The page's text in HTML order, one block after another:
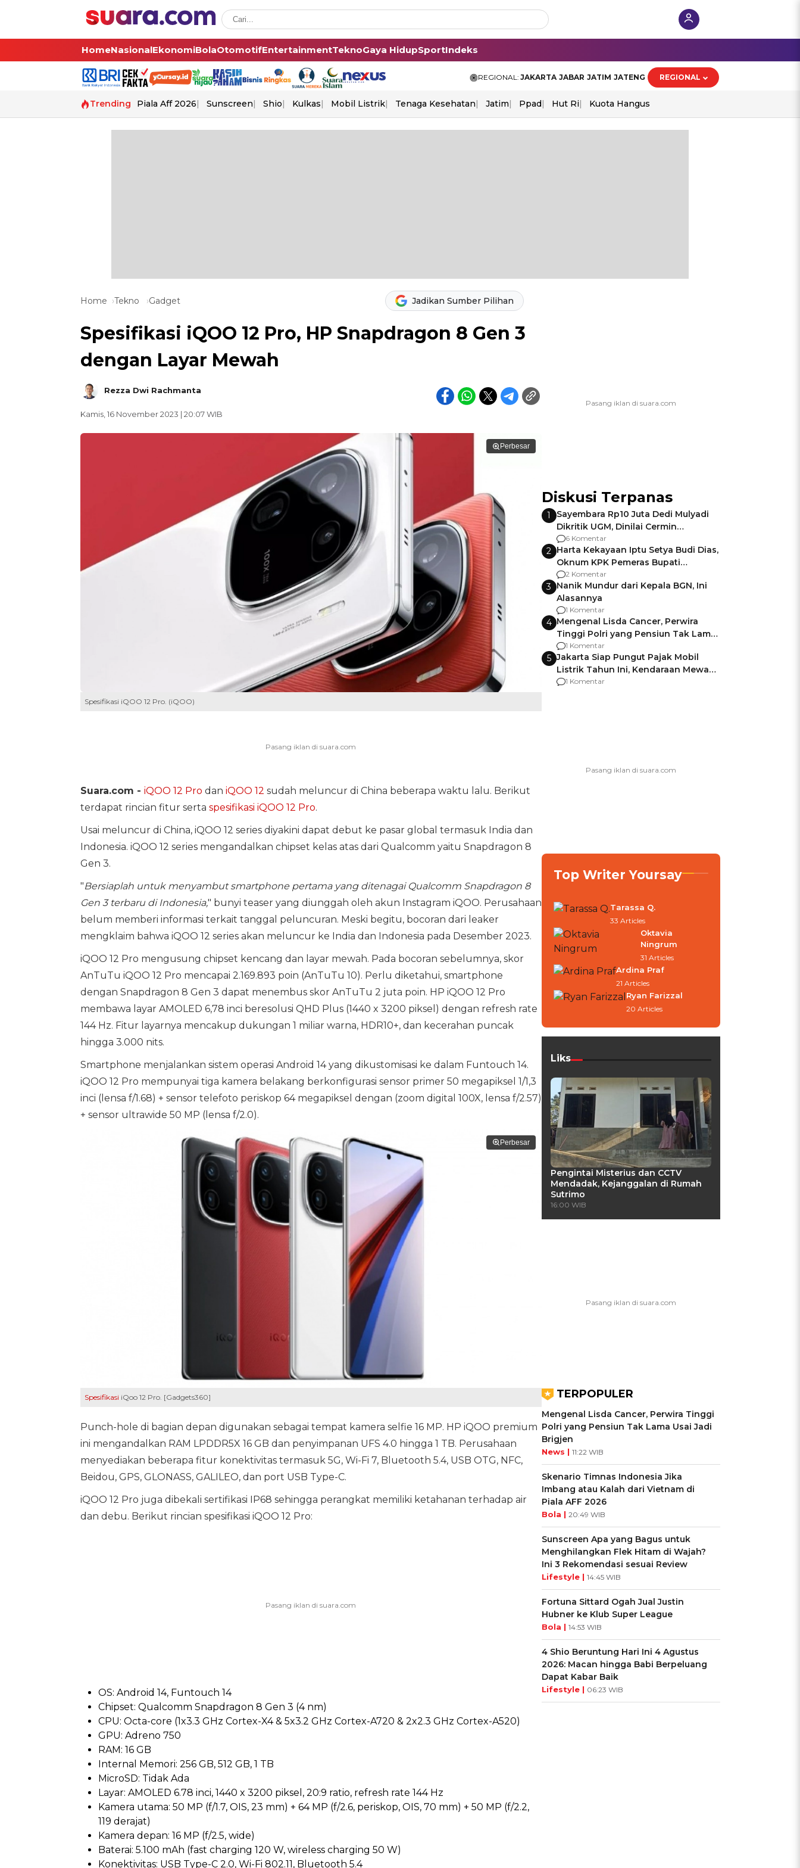
HomeNasionalEkonomiBolaOtomotifEntertainmentTeknoGaya HidupSportIndeks
REGIONAL: JAKARTA JABAR JATIM JATENG REGIONAL
Trending Piala Aff 2026 Sunscreen Shio Kulkas Mobil Listrik Tenaga Kesehatan Jatim Ppad Hut Ri Kuota Hangus
Home Tekno Gadget Jadikan Sumber Pilihan
Spesifikasi iQOO 12 Pro, HP Snapdragon 8 Gen 3
dengan Layar Mewah
Rezza Dwi Rachmanta
Kamis, 16 November 2023 | 20:07 WIB
Perbesar
Spesifikasi iQOO 12 Pro. (iQOO)
Suara.com - iQOO 12 Pro dan iQOO 12 sudah meluncur di China beberapa waktu lalu. Berikut
terdapat rincian fitur serta spesifikasi iQOO 12 Pro.
Usai meluncur di China, iQOO 12 series diyakini dapat debut ke pasar global termasuk India dan
Indonesia. iQOO 12 series mengandalkan chipset kelas atas dari Qualcomm yaitu Snapdragon 8
Gen 3.
"Bersiaplah untuk menyambut smartphone pertama yang ditenagai Qualcomm Snapdragon 8
Gen 3 terbaru di Indonesia," bunyi teaser yang diunggah oleh akun Instagram iQOO. Perusahaan
belum memberi informasi terkait tanggal peluncuran. Meski begitu, bocoran dari leaker
mengklaim bahwa iQOO 12 series akan meluncur ke India dan Indonesia pada Desember 2023.
iQOO 12 Pro mengusung chipset kencang dan layar mewah. Pada bocoran sebelumnya, skor
AnTuTu iQOO 12 Pro mencapai 2.169.893 poin (AnTuTu 10). Perlu diketahui, smartphone
dengan Snapdragon 8 Gen 3 dapat menembus skor AnTuTu 2 juta poin. HP iQOO 12 Pro
membawa layar AMOLED 6,78 inci beresolusi QHD Plus (1440 x 3200 piksel) dengan refresh rate
144 Hz. Fitur layarnya mencakup dukungan 1 miliar warna, HDR10+, dan kecerahan puncak
hingga 3.000 nits.
Smartphone menjalankan sistem operasi Android 14 yang dikustomisasi ke dalam Funtouch 14.
iQOO 12 Pro mempunyai tiga kamera belakang berkonfigurasi sensor primer 50 megapiksel 1/1,3
inci (lensa f/1.68) + sensor telefoto periskop 64 megapiksel dengan (zoom digital 100X, lensa f/2.57)
+ sensor ultrawide 50 MP (lensa f/2.0).
Perbesar
Spesifikasi iQoo 12 Pro. [Gadgets360]
Punch-hole di bagian depan digunakan sebagai tempat kamera selfie 16 MP. HP iQOO premium
ini mengandalkan RAM LPDDR5X 16 GB dan penyimpanan UFS 4.0 hingga 1 TB. Perusahaan
menyediakan beberapa fitur konektivitas termasuk 5G, Wi-Fi 7, Bluetooth 5.4, USB OTG, NFC,
Beidou, GPS, GLONASS, GALILEO, dan port USB Type-C.
iQOO 12 Pro juga dibekali sertifikasi IP68 sehingga perangkat memiliki ketahanan terhadap air
dan debu. Berikut rincian spesifikasi iQOO 12 Pro:
OS: Android 14, Funtouch 14
Chipset: Qualcomm Snapdragon 8 Gen 3 (4 nm)
CPU: Octa-core (1x3.3 GHz Cortex-X4 & 5x3.2 GHz Cortex-A720 & 2x2.3 GHz Cortex-A520)
GPU: Adreno 750
RAM: 16 GB
Internal Memori: 256 GB, 512 GB, 1 TB
MicroSD: Tidak Ada
Layar: AMOLED 6.78 inci, 1440 x 3200 piksel, 20:9 ratio, refresh rate 144 Hz
Kamera utama: 50 MP (f/1.7, OIS, 23 mm) + 64 MP (f/2.6, periskop, OIS, 70 mm) + 50 MP (f/2.2,
119 derajat)
Kamera depan: 16 MP (f/2.5, wide)
Baterai: 5.100 mAh (fast charging 120 W, wireless charging 50 W)
Konektivitas: USB Type-C 2.0, Wi-Fi 802.11, Bluetooth 5.4
Diskusi Terpanas
1
Sayembara Rp10 Juta Dedi Mulyadi
Dikritik UGM, Dinilai Cermin
Gagalnya Negara Jamin Keamanan
6 Komentar
2 Harta Kekayaan Iptu Setya Budi Dias,
Oknum KPK Pemeras Bupati
Pemalang
2 Komentar
3 Nanik Mundur dari Kepala BGN, Ini
Alasannya
1 Komentar
4 Mengenal Lisda Cancer, Perwira
Tinggi Polri yang Pensiun Tak Lama
Usai Jadi Brigjen
1 Komentar
5 Jakarta Siap Pungut Pajak Mobil
Listrik Tahun Ini, Kendaraan Mewah
Kena hingga 75% PKB
1 Komentar
Top Writer Yoursay
Tarassa Q.
33 Articles
Oktavia
Ningrum
31 Articles
Ardina Praf
21 Articles
Ryan Farizzal
20 Articles
Liks
Pengintai Misterius dan CCTV
Mendadak, Kejanggalan di Rumah
Sutrimo
16:00 WIB
TERPOPULER
Mengenal Lisda Cancer, Perwira Tinggi
Polri yang Pensiun Tak Lama Usai Jadi
Brigjen
News | 11:22 WIB
Skenario Timnas Indonesia Jika
Imbang atau Kalah dari Vietnam di
Piala AFF 2026
Bola | 20:49 WIB
Sunscreen Apa yang Bagus untuk
Menghilangkan Flek Hitam di Wajah?
Ini 3 Rekomendasi sesuai Review
Lifestyle | 14:45 WIB
Fortuna Sittard Ogah Jual Justin
Hubner ke Klub Super League
Bola | 14:53 WIB
4 Shio Beruntung Hari Ini 4 Agustus
2026: Macan hingga Babi Berpeluang
Dapat Kabar Baik
Lifestyle | 06:23 WIB